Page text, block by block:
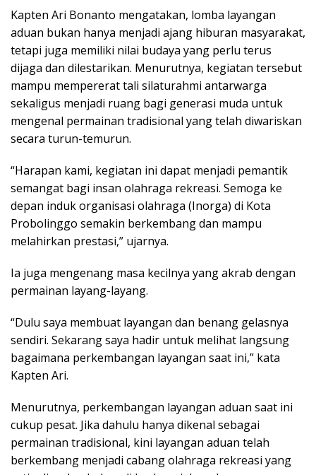
Kapten Ari Bonanto mengatakan, lomba layangan
aduan bukan hanya menjadi ajang hiburan masyarakat,
tetapi juga memiliki nilai budaya yang perlu terus
dijaga dan dilestarikan. Menurutnya, kegiatan tersebut
mampu mempererat tali silaturahmi antarwarga
sekaligus menjadi ruang bagi generasi muda untuk
mengenal permainan tradisional yang telah diwariskan
secara turun-temurun.
“Harapan kami, kegiatan ini dapat menjadi pemantik
semangat bagi insan olahraga rekreasi. Semoga ke
depan induk organisasi olahraga (Inorga) di Kota
Probolinggo semakin berkembang dan mampu
melahirkan prestasi,” ujarnya.
Ia juga mengenang masa kecilnya yang akrab dengan
permainan layang-layang.
“Dulu saya membuat layangan dan benang gelasnya
sendiri. Sekarang saya hadir untuk melihat langsung
bagaimana perkembangan layangan saat ini,” kata
Kapten Ari.
Menurutnya, perkembangan layangan aduan saat ini
cukup pesat. Jika dahulu hanya dikenal sebagai
permainan tradisional, kini layangan aduan telah
berkembang menjadi cabang olahraga rekreasi yang